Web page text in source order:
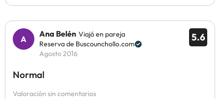
5.6
Ana Belén Viajó en pareja
Reserva de Buscounchollo.com
Agosto 2016
Normal
Valoración sin comentarios